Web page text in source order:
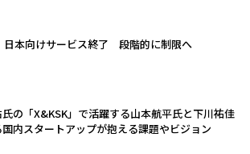
本向けサービス終了 段階的に制限へ
の「X&KSK」で活躍する山本航平氏と下川祐佳
国内スタートアップが抱える課題やビジョン